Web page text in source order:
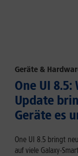
Geräte &
One UI 8.5:
Update
Geräte es
One UI 8.5 bringt
auf viele Galaxy-